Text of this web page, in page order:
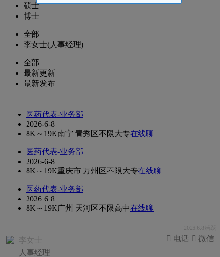
硕士
博士
全部
李女士(人事经理)
全部
最新更新
最新发布
医药代表-业务部
2026-6-8
8K～19K南宁 青秀区不限大专在线聊
医药代表-业务部
2026-6-8
8K～19K重庆市 万州区不限大专在线聊
医药代表-业务部
2026-6-8
8K～19K广州 天河区不限高中在线聊
2026.6.8活跃
李女士
人事经理
 微信
 电话